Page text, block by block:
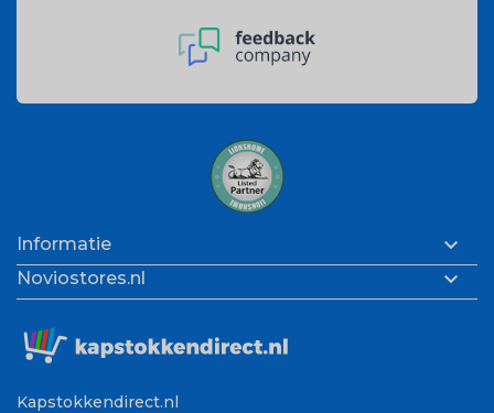
Informatie 
Noviostores.nl 
Kapstokkendirect.nl